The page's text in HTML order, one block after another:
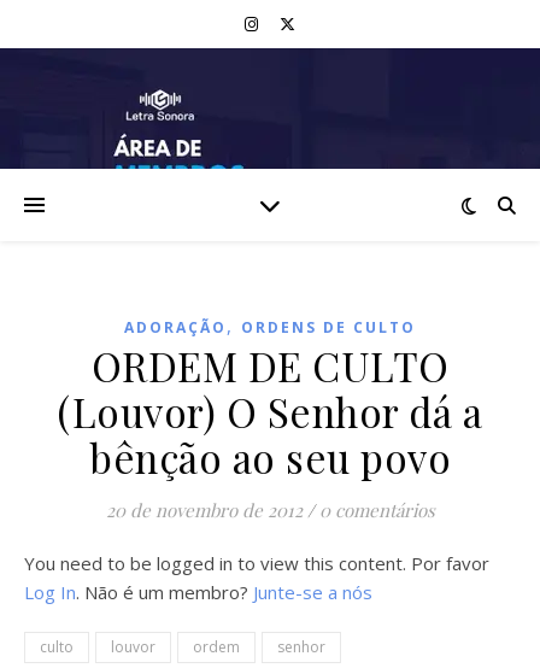
ADORAÇÃO , ORDENS DE CULTO
ORDEM DE CULTO
(Louvor) O Senhor dá a
bênção ao seu povo
20 de novembro de 2012 / 0 comentários
You need to be logged in to view this content. Por favor
Log In. Não é um membro? Junte-se a nós
culto louvor ordem senhor